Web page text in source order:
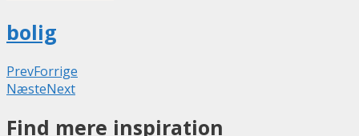
bolig
PrevForrige
NæsteNext
Find mere inspiration